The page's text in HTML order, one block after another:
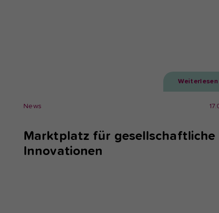
Weiterlesen
News
Marktplatz für gesellschaftliche
Innovationen